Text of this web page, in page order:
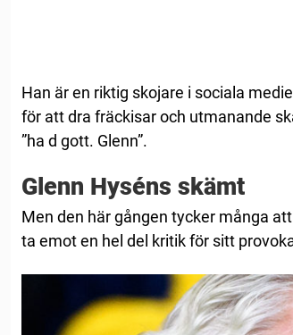
Han är en riktig skojare i sociala
för att dra fräckisar och utmanande
”ha d gott. Glenn”.
Glenn Hyséns skämt
Men den här gången tycker många
ta emot en hel del kritik för sitt